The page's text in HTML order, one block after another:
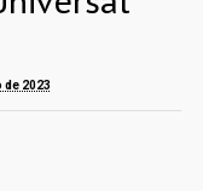
de 2023